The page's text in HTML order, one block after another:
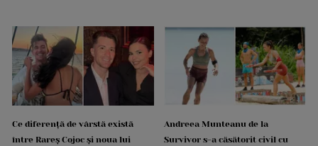
Ce diferență de vârstă există
între Rareș Cojoc și noua lui
Andreea Munteanu de la
Survivor s-a căsătorit civil cu